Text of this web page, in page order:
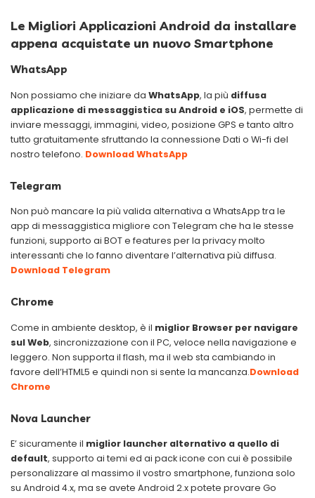
Le Migliori Applicazioni Android da installare
appena acquistate un nuovo Smartphone
WhatsApp
Non possiamo che iniziare da WhatsApp, la più diffusa
applicazione di messaggistica su Android e iOS, permette di
inviare messaggi, immagini, video, posizione GPS e tanto altro
tutto gratuitamente sfruttando la connessione Dati o Wi-fi del
nostro telefono. Download WhatsApp
Telegram
Non può mancare la più valida alternativa a WhatsApp tra le
app di messaggistica migliore con Telegram che ha le stesse
funzioni, supporto ai BOT e features per la privacy molto
interessanti che lo fanno diventare l’alternativa più diffusa.
Download Telegram
Chrome
Come in ambiente desktop, è il miglior Browser per navigare
sul Web, sincronizzazione con il PC, veloce nella navigazione e
leggero. Non supporta il flash, ma il web sta cambiando in
favore dell’HTML5 e quindi non si sente la mancanza.Download
Chrome
Nova Launcher
E’ sicuramente il miglior launcher alternativo a quello di
default, supporto ai temi ed ai pack icone con cui è possibile
personalizzare al massimo il vostro smartphone, funziona solo
su Android 4.x, ma se avete Android 2.x potete provare Go